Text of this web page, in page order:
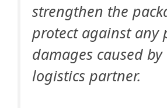
strengthen the
protect against any
damages caused
logistics partner.